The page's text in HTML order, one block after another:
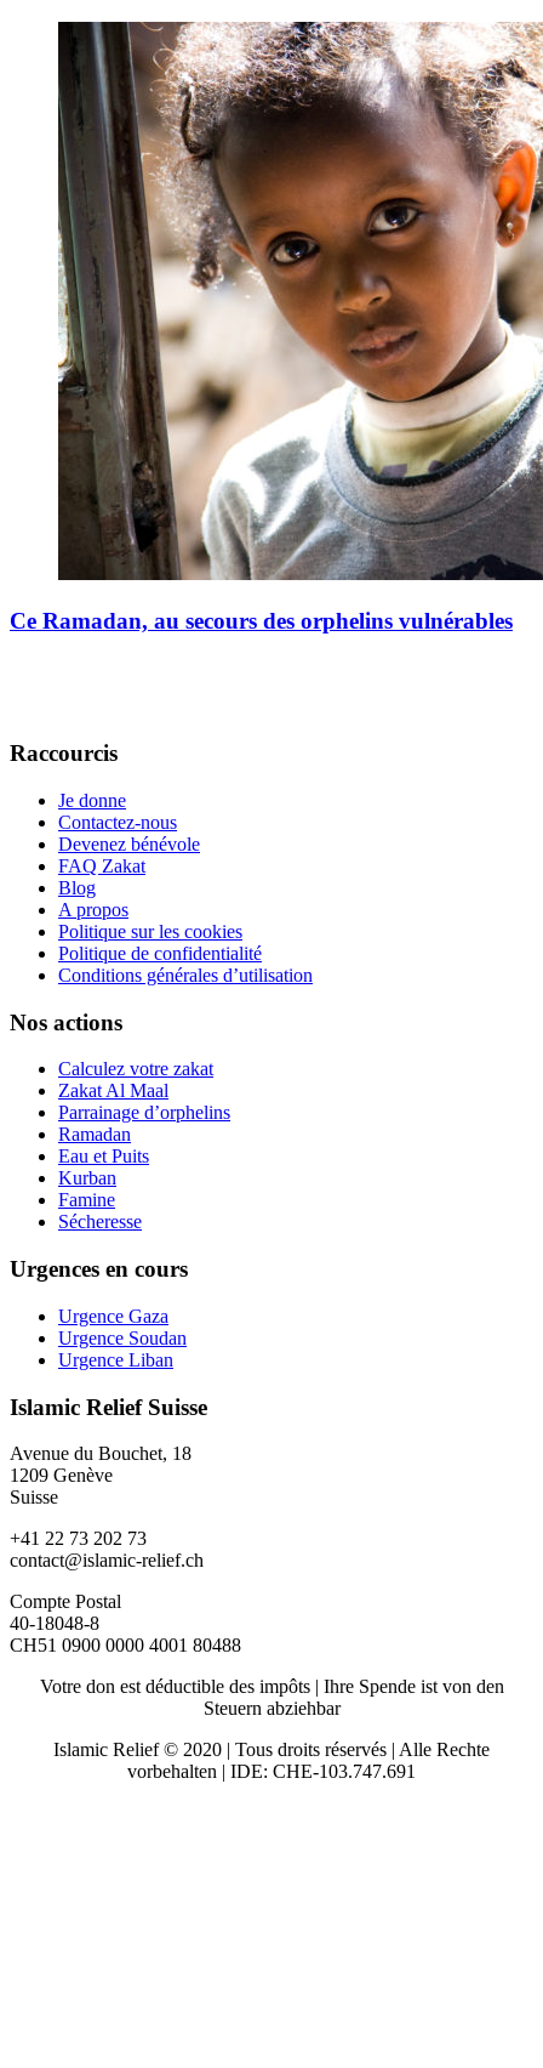
Ce Ramadan, au secours des orphelins vulnérables
Raccourcis
Je donne
Contactez-nous
Devenez bénévole
FAQ Zakat
Blog
A propos
Politique sur les cookies
Politique de confidentialité
Conditions générales d’utilisation
Nos actions
Calculez votre zakat
Zakat Al Maal
Parrainage d’orphelins
Ramadan
Eau et Puits
Kurban
Famine
Sécheresse
Urgences en cours
Urgence Gaza
Urgence Soudan
Urgence Liban
Islamic Relief Suisse
Avenue du Bouchet, 18
1209 Genève
Suisse
+41 22 73 202 73
contact@islamic-relief.ch
Compte Postal
40-18048-8
CH51 0900 0000 4001 80488
Votre don est déductible des impôts | Ihre Spende ist von den
Steuern abziehbar
Islamic Relief © 2020 | Tous droits réservés | Alle Rechte
vorbehalten | IDE: CHE-103.747.691